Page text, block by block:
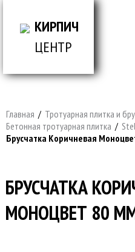
КИРПИЧ
ЦЕНТР
Главная / Тротуарная плитка и
Бетонная тротуарная плитка /
Брусчатка Коричневая
БРУСЧАТКА
МОНОЦВЕТ 80